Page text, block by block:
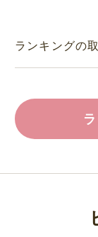
ランキングの